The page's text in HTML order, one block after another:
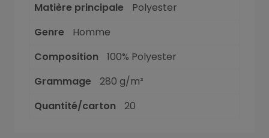
Matière principale
Polyester
Genre
Homme
Composition
100% Polyester
Grammage
280 g/m²
Quantité/carton
20